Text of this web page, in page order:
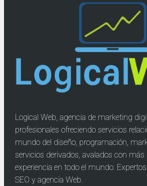
Logical Web, agencia de marketing
profesionales ofreciendo servicios
mundo del diseño, programación,
servicios derivados, avalados con
experiencia en todo el mundo.
SEO y agencia Web.